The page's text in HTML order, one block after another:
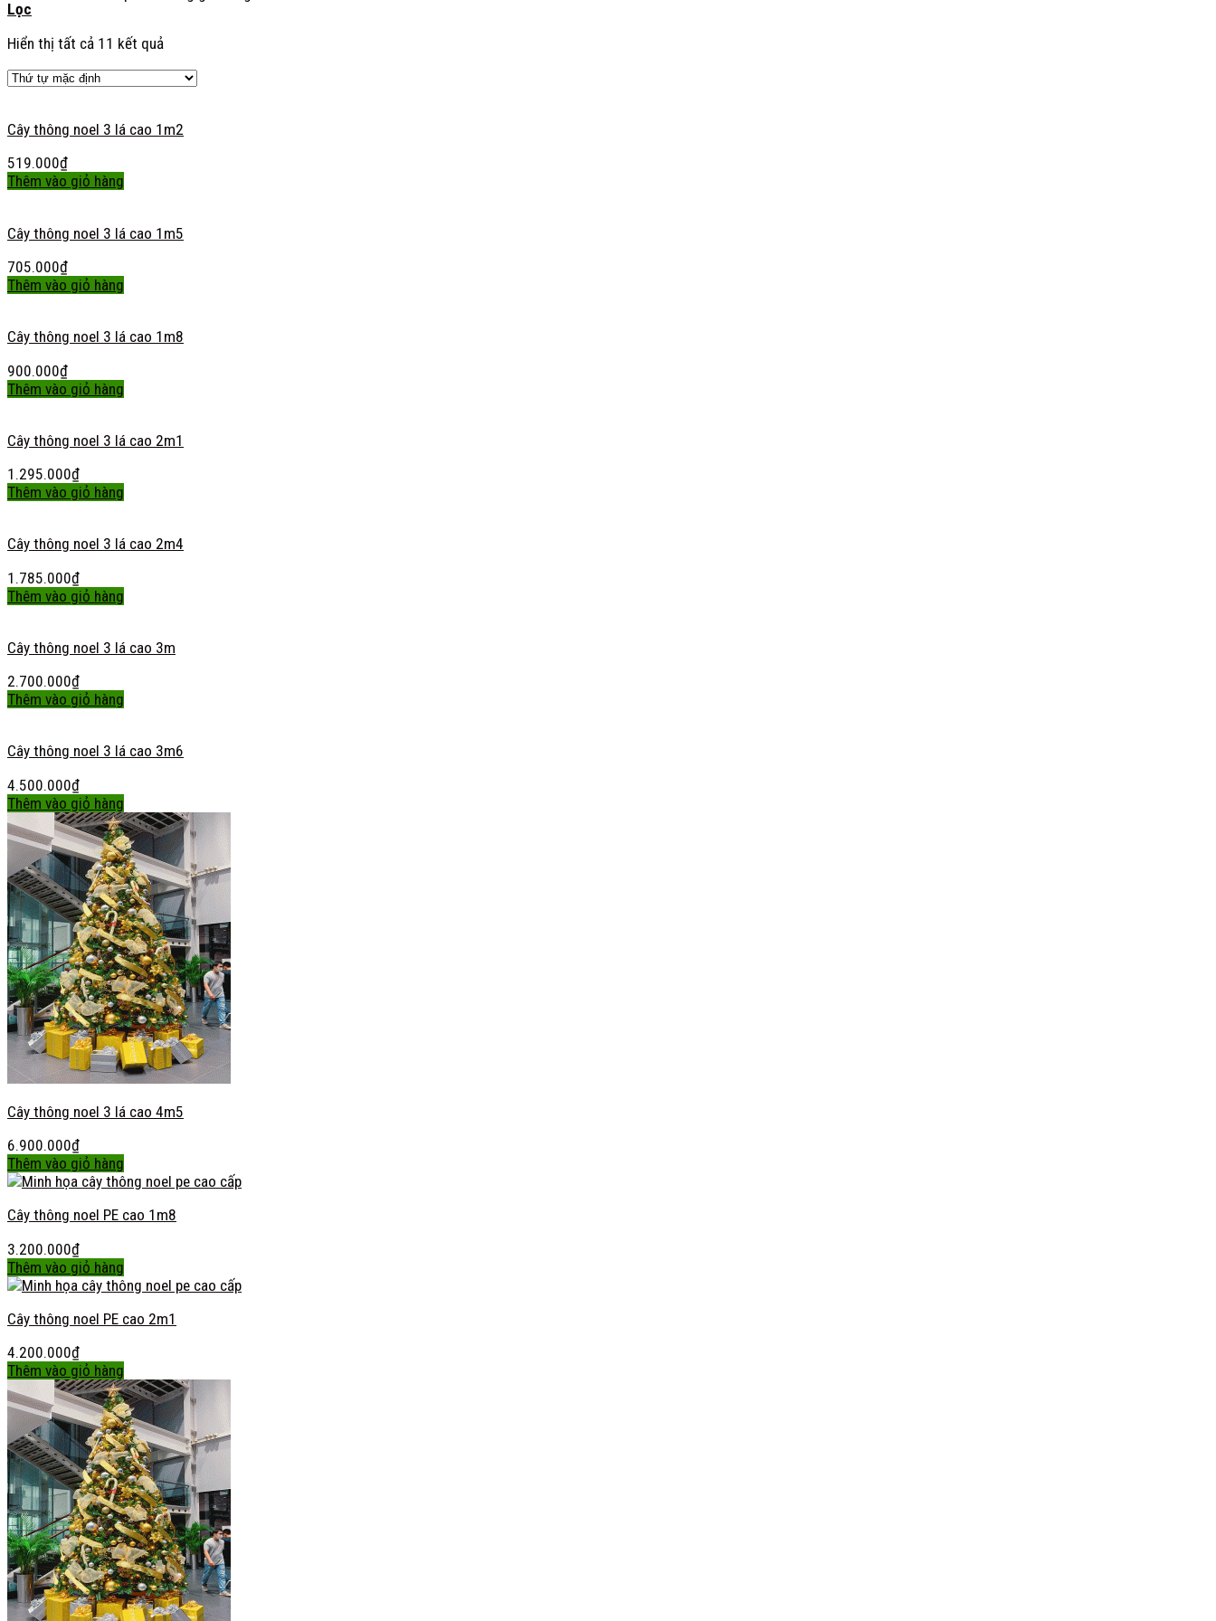
Lọc
Hiển thị tất cả 11 kết quả
Cây thông noel 3 lá cao 1m2
519.000₫
Thêm vào giỏ hàng
Cây thông noel 3 lá cao 1m5
705.000₫
Thêm vào giỏ hàng
Cây thông noel 3 lá cao 1m8
900.000₫
Thêm vào giỏ hàng
Cây thông noel 3 lá cao 2m1
1.295.000₫
Thêm vào giỏ hàng
Cây thông noel 3 lá cao 2m4
1.785.000₫
Thêm vào giỏ hàng
Cây thông noel 3 lá cao 3m
2.700.000₫
Thêm vào giỏ hàng
Cây thông noel 3 lá cao 3m6
4.500.000₫
Thêm vào giỏ hàng
Cây thông noel 3 lá cao 4m5
6.900.000₫
Thêm vào giỏ hàng
Cây thông noel PE cao 1m8
3.200.000₫
Thêm vào giỏ hàng
Cây thông noel PE cao 2m1
4.200.000₫
Thêm vào giỏ hàng